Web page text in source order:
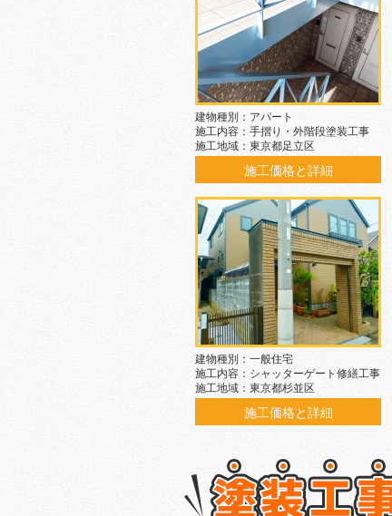
建物種別：アパート
施工内容：手摺り・外階段塗装工事
施工地域：東京都足立区
施工価格と詳細
建物種別：一般住宅
施工内容：シャッターゲート修繕工事
施工地域：東京都杉並区
施工価格と詳細